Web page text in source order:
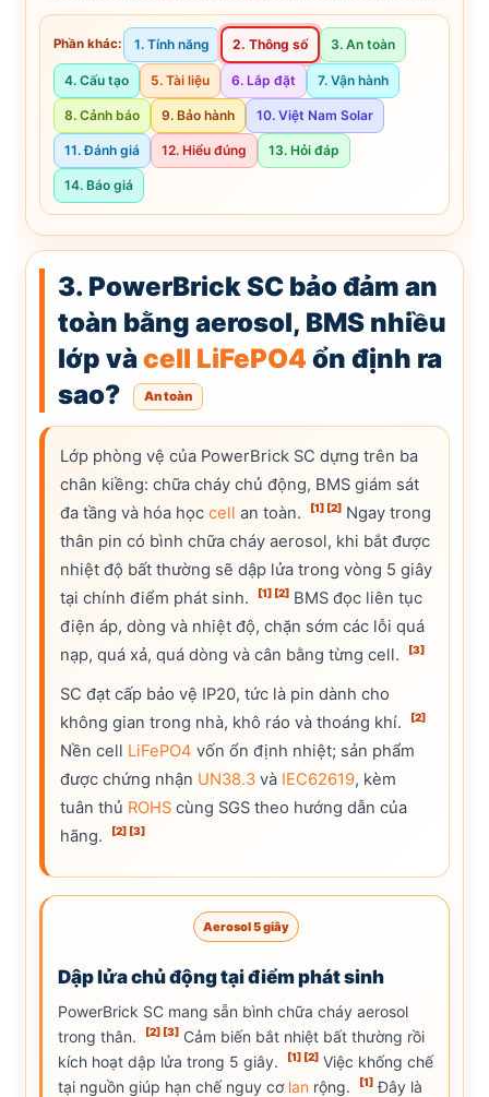
Phần khác: 1. Tính năng 2. Thông số 3. An toàn
4. Cấu tạo 5. Tài liệu 6. Lắp đặt 7. Vận hành
8. Cảnh báo 9. Bảo hành 10. Việt Nam Solar
11. Đánh giá 12. Hiểu đúng 13. Hỏi đáp
14. Báo giá
3. PowerBrick SC bảo đảm an
toàn bằng aerosol, BMS nhiều
lớp vàcell LiFePO4 ổn định ra
sao?
An toàn
Lớp phòng vệ của PowerBrick SC dựng trên ba
chân kiềng: chữa cháy chủ động, BMS giám sát
đa tầng và hóa học cell an toàn. [1] [2] Ngay trong
thân pin có bình chữa cháy aerosol, khi bắt được
nhiệt độ bất thường sẽ dập lửa trong vòng 5 giây
tại chính điểm phát sinh.
[1] [2] BMS đọc liên tục
điện áp, dòng và nhiệt độ, chặn sớm các lỗi quá
nạp, quá xả, quá dòng và cân bằng từng cell.
[3]
SC đạt cấp bảo vệ IP20, tức là pin dành cho
không gian trong nhà, khô ráo và thoáng khí.
[2]
Nền cell LiFePO4 vốn ổn định nhiệt; sản phẩm
được chứng nhận UN38.3 và IEC62619, kèm
tuân thủ ROHS cùng SGS theo hướng dẫn của
hãng.
[2] [3]
Aerosol 5 giây
Dập lửa chủ động tại điểm phát sinh
PowerBrick SC mang sẵn bình chữa cháy aerosol
trong thân.
[2] [3] Cảm biến bắt nhiệt bất thường rồi
kích hoạt dập lửa trong 5 giây.
[1] [2] Việc khống chế
tại nguồn giúp hạn chế nguy cơ lan rộng. [1] Đây là